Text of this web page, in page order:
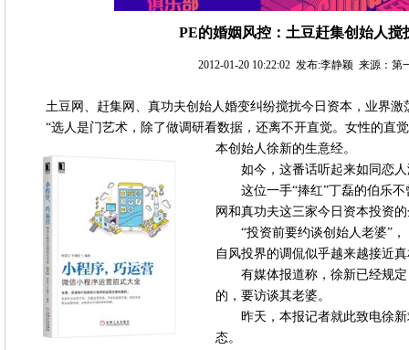
PE的婚姻风控：土豆赶集创始人搅
2012-01-20 10:22:02 发布:李静颖 来源：第
土豆网、赶集网、真功夫创始人婚变纠纷搅扰今日资本，业界激
“选人是门艺术，除了做调研看数据，还离不开直觉。女性的直
本创始人徐新的生意经。
如今，这番话听起来如同恋
这位一手“捧红”丁磊的伯乐
网和真功夫这三家今日资本投资
“投资前要约谈创始人老婆”
自风投界的调侃似乎越来越接近
有媒体报道称，徐新已经规
的，要访谈其老婆。
昨天，本报记者就此致电徐
态。